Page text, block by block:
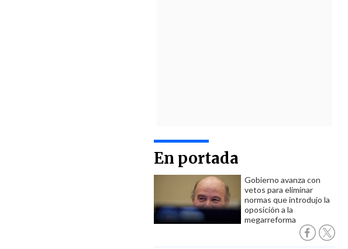
En portada
Gobierno avanza con
vetos para eliminar
normas que introdujo la
oposición a la
megarreforma